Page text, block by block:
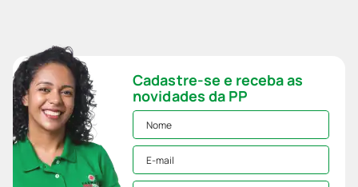
Cadastre-se e receba as
novidades da PP